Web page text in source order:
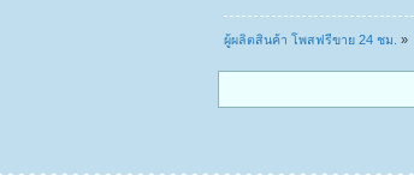
ผู้ผลิตสินค้า โพสฟรีขาย 24 ชม. »